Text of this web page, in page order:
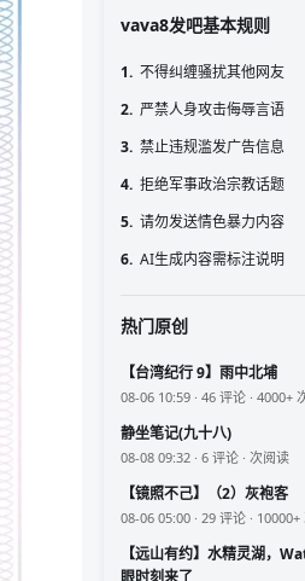
vava8发吧基本规则
1. 不得纠缠骚扰其他网友
2. 严禁人身攻击侮辱言语
3. 禁止违规滥发广告信息
4. 拒绝军事政治宗教话题
5. 请勿发送情色暴力内容
6. AI生成内容需标注说明
热门原创
【台湾纪行 9】雨中北埔
08-06 10:59 · 46 评论 · 4000+
静坐笔记(九十八)
08-08 09:32 · 6 评论 · 次阅读
【镜照不己】（2）灰袍客
08-06 05:00 · 29 评论 ·
【远山有约】水精灵湖，